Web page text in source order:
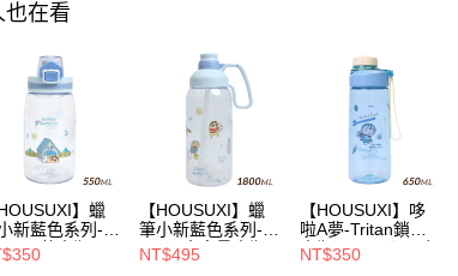
也在看
】蠟
新藍色系列-
彈蓋水瓶
【5周年
【HOUSUXI】蠟
筆小新藍色系列-
Tritan大容量水瓶
1800ml【5周年慶
NT$495
【HOUSUXI】哆
啦A夢-Tritan鎖蓋
水瓶650ml【5周年
慶↘三件75折】
NT$350